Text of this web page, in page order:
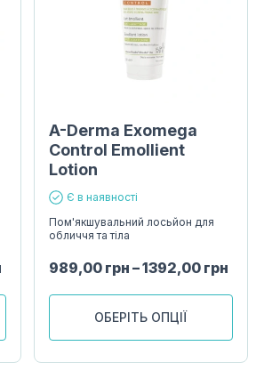
A-Derma Exomega
Control Emollient
Lotion
Є в наявності
Пом'якшувальний лосьйон для
обличчя та тіла
989,00 грн –1392,00 грн
ОБЕРІТЬ ОПЦІЇ